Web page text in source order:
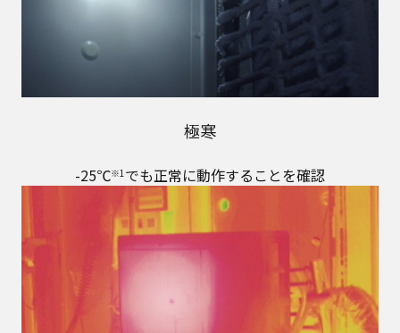
極寒
-25℃※1でも正常に動作することを確認